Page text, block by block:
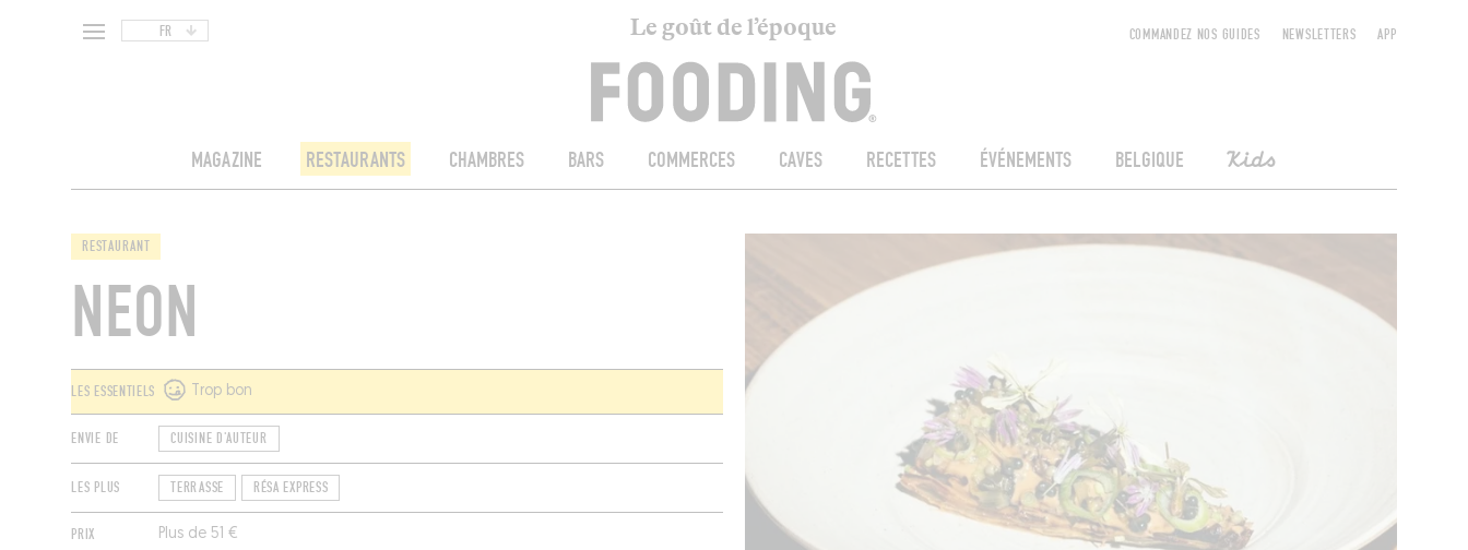
FR Le goût de l’époque
MAGAZINE RESTAURANTS CHAMBRES BARS COMMERCES CAVES RECETTES ÉVÉNEMENTS BELGIQUE Kids
COMMANDEZ NOS GUIDES NEWSLETTERS APP
RESTAURANT
NEON
LES ESSENTIELS Trop bon
ENVIE DE CUISINE D'AUTEUR
LES PLUS TERRASSE RÉSA EXPRESS
PRIX Plus de 51 €